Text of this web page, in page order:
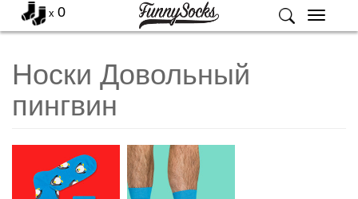
Меню
x 0
Носки Довольный
пингвин